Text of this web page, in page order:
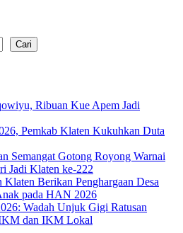
Cari
Ribuan Kue Apem Jadi
Pemkab Klaten Kukuhkan Duta
Semangat Gotong Royong Warnai
Jadi Klaten ke-222
Klaten Berikan Penghargaan Desa
pada HAN 2026
Wadah Unjuk Gigi Ratusan
dan IKM Lokal